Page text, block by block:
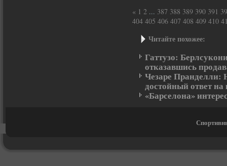
« 1 2 ... 387 388 389 390 391
404 405 406 407 408 409 410
Читайте похожее:
Гаттузо:
отказавшись
Чезаре Пранделли:
достойный ответ
«Барселона»